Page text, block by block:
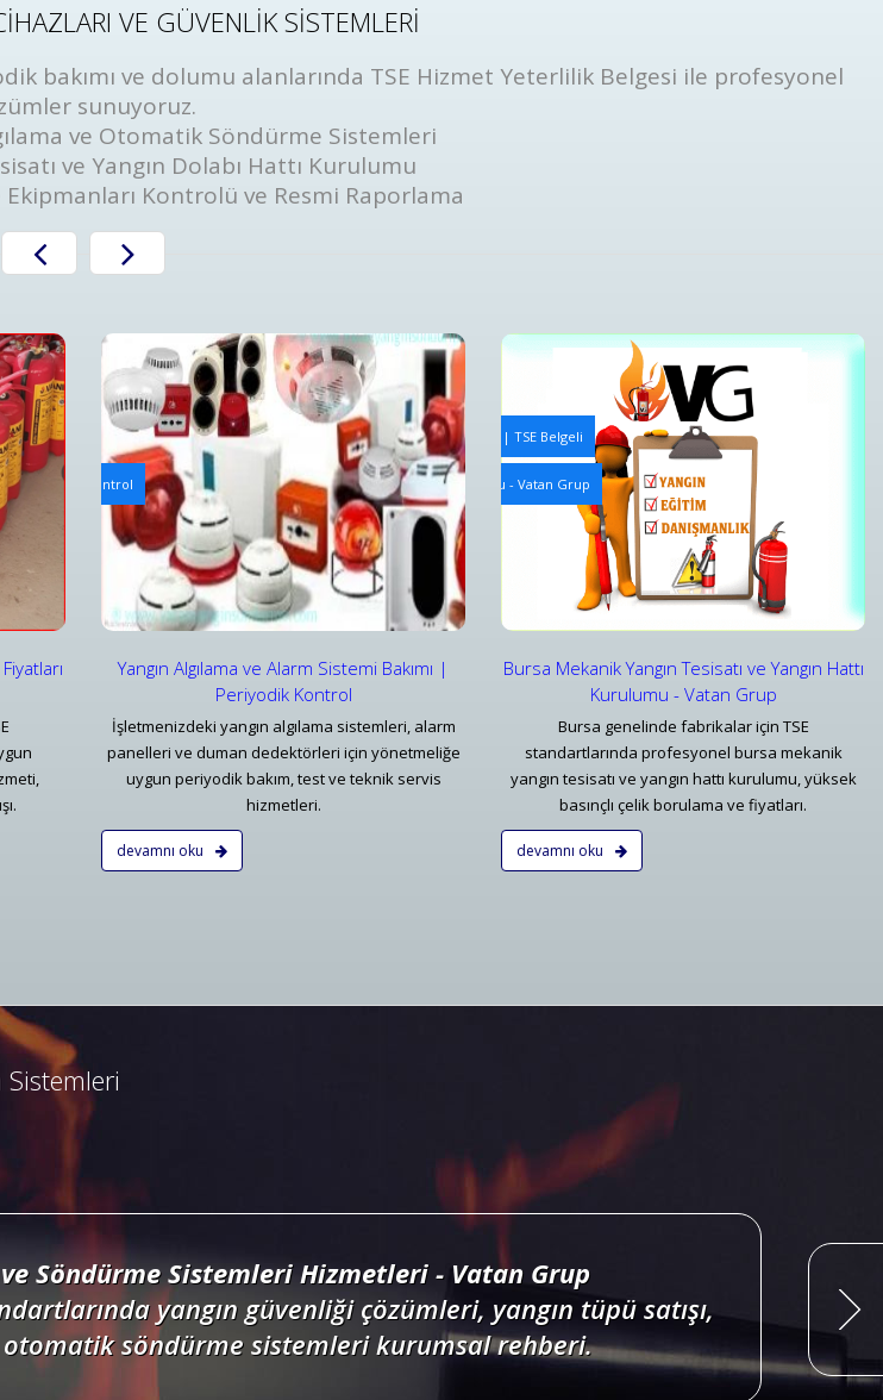
VE GÜVENLİK SİSTEMLERİ
bakımı ve dolumu alanlarında TSE Hizmet Yeterlilik Belgesi ile profesyonel
sunuyoruz.
ve Otomatik Söndürme Sistemleri
ve Yangın Dolabı Hattı Kurulumu
Kontrolü ve Resmi Raporlama
| Periyodik Kontrol
Yangın Algılama ve Alarm Sistemi Bakımı |
Periyodik Kontrol
İşletmenizdeki yangın algılama sistemleri, alarm
panelleri ve duman dedektörleri için yönetmeliğe
uygun periyodik bakım, test ve teknik servis
hizmetleri.
devamnı oku
Mekanik Yangın Tesisatı Bakım ve Periyodik Kontrolleri | TSE Belgeli
Bursa Mekanik Yangın Tesisatı ve Yangın Hattı Kurulumu - Vatan Grup
Detaylar
Bursa Mekanik Yangın Tesisatı ve Yangın Hattı
Kurulumu - Vatan Grup
Bursa genelinde fabrikalar için TSE
standartlarında profesyonel bursa mekanik
yangın tesisatı ve yangın hattı kurulumu, yüksek
basınçlı çelik borulama ve fiyatları.
devamnı oku
Yangın Algılama ve Alarm Bakım ve Kontrolleri
Bursa Yangın Uyarı Algılama ve Alarm Bakım ve
Detaylar
Sistemleri
İhbar Alarm Sistemleri
yangın alarm sistemleri projelendirme, duman, ısı,
panelleri ve yangın butonları satış, bakım, montajı.
Söndürme Sistemleri Hizmetleri - Vatan Grup
yangın güvenliği çözümleri, yangın tüpü satışı,
söndürme sistemleri kurumsal rehberi.